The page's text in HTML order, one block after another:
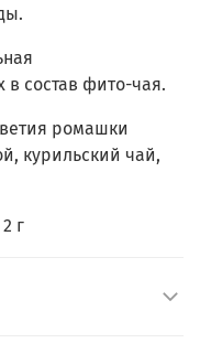
в состав фито-чая.
ромашки
курильский чай,
г